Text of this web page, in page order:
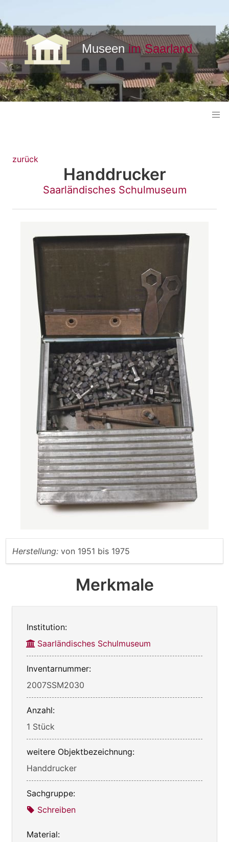
zurück
Handdrucker
Saarländisches Schulmuseum
Herstellung: von 1951 bis 1975
Merkmale
Institution:
Saarländisches Schulmuseum
Inventarnummer:
2007SSM2030
Anzahl:
1 Stück
weitere Objektbezeichnung:
Handdrucker
Sachgruppe:
Schreiben
Material: